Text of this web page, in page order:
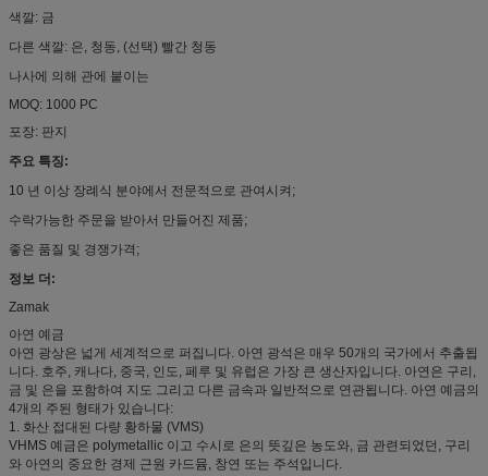
색깔: 금
다른 색깔: 은, 청동, (선택) 빨간 청동
나사에 의해 관에 붙이는
MOQ: 1000 PC
포장: 판지
주요 특징:
10 년 이상 장례식 분야에서 전문적으로 관여시켜;
수락가능한 주문을 받아서 만들어진 제품;
좋은 품질 및 경쟁가격;
정보 더:
Zamak
아연 예금
아연 광상은 넓게 세계적으로 퍼집니다. 아연 광석은 매우 50개의 국가에서 추출됩
니다. 호주, 캐나다, 중국, 인도, 페루 및 유럽은 가장 큰 생산자입니다. 아연은 구리,
금 및 은을 포함하여 지도 그리고 다른 금속과 일반적으로 연관됩니다. 아연 예금의
4개의 주된 형태가 있습니다:
1. 화산 접대된 다량 황하물 (VMS)
VHMS 예금은 polymetallic 이고 수시로 은의 뜻깊은 농도와, 금 관련되었던, 구리
와 아연의 중요한 경제 근원 카드뮴, 창연 또는 주석입니다.